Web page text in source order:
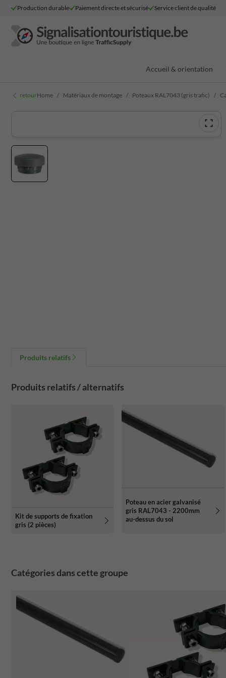
Production durable Paiement directe et sécurisé Service client de qualité
Accueil & orientation
retourHome Matériaux de montage Poteaux RAL7043 (gris trafic)
Produits relatifs
Produits relatifs / alternatifs
Kit de supports de fixation
gris (2 pièces)
Poteau en acier galvanisé
gris RAL7043 - 2200mm
au-dessus du sol
Catégories dans cette groupe